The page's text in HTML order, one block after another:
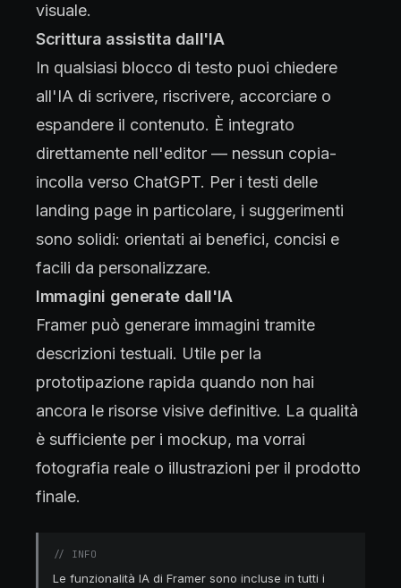
visuale.
Scrittura assistita dall'IA
In qualsiasi blocco di testo puoi chiedere
all'IA di scrivere, riscrivere, accorciare o
espandere il contenuto. È integrato
direttamente nell'editor — nessun copia-
incolla verso ChatGPT. Per i testi delle
landing page in particolare, i suggerimenti
sono solidi: orientati ai benefici, concisi e
facili da personalizzare.
Immagini generate dall'IA
Framer può generare immagini tramite
descrizioni testuali. Utile per la
prototipazione rapida quando non hai
ancora le risorse visive definitive. La qualità
è sufficiente per i mockup, ma vorrai
fotografia reale o illustrazioni per il prodotto
finale.
// INFO
Le funzionalità IA di Framer sono incluse in tutti i